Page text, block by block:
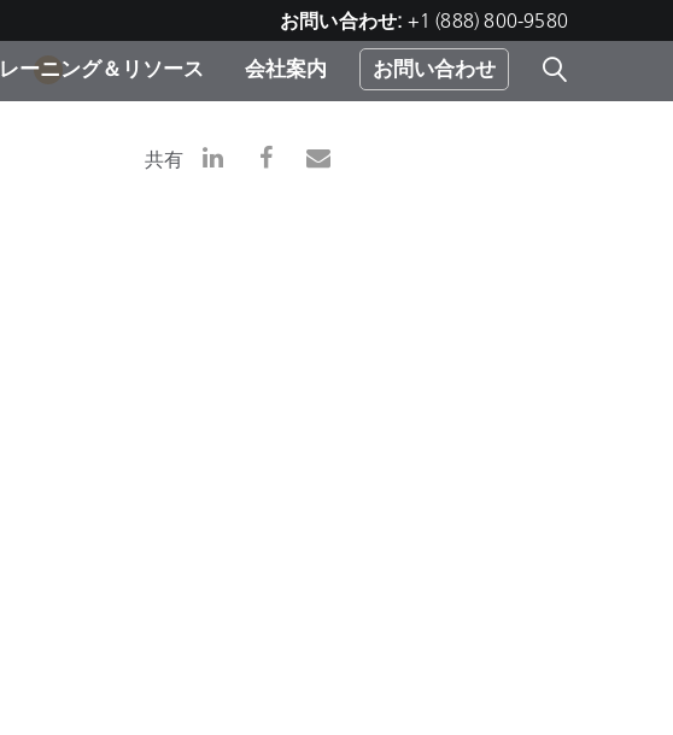
お問い合わせ: +1 (888) 800-9580
品：アップグレー
イメーカー＆プリ
ー対象 OEM ソ
レーニング＆リソース 会社案内 お問い合わせ
1
共有